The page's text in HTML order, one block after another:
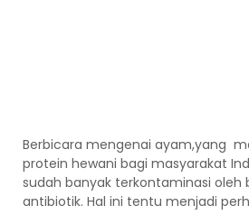
Berbicara mengenai ayam,yang
protein hewani bagi masyarakat
sudah banyak terkontaminasi oleh
antibiotik. Hal ini tentu menjadi